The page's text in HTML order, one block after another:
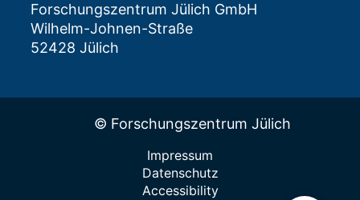
Forschungszentrum Jülich GmbH
Wilhelm-Johnen-Straße
52428 Jülich
© Forschungszentrum Jülich
Impressum
Datenschutz
Accessibility